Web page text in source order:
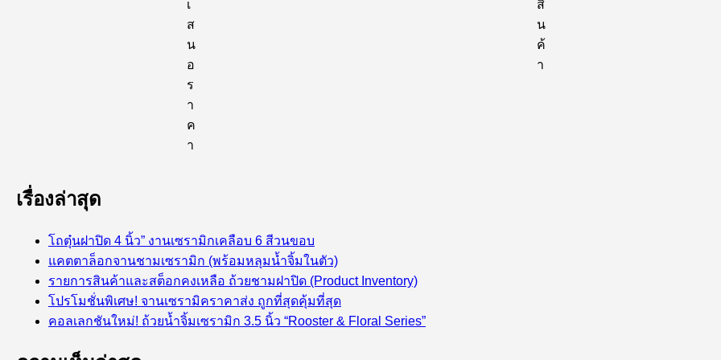
เ
ส
น
อ
ร
า
ค
า
สิ
น
ค้
า
เรื่องล่าสุด
โถตุ๋นฝาปิด 4 นิ้ว” งานเซรามิกเคลือบ 6 สีวนขอบ
แคตตาล็อกจานชามเซรามิก (พร้อมหลุมน้ำจิ้มในตัว)
รายการสินค้าและสต็อกคงเหลือ ถ้วยชามฝาปิด (Product Inventory)
โปรโมชั่นพิเศษ! จานเซรามิคราคาส่ง ถูกที่สุดคุ้มที่สุด
คอลเลกชันใหม่! ถ้วยน้ำจิ้มเซรามิก 3.5 นิ้ว “Rooster & Floral Series”